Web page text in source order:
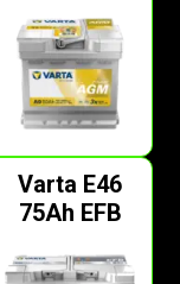
Varta E46
75Ah EFB